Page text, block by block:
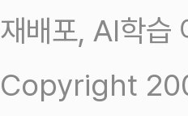
재배포, AI학습
Copyright